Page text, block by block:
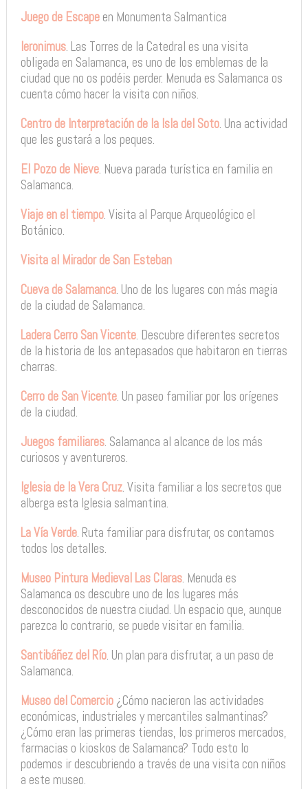
Juego de Escapeen Monumenta Salmantica
Ieronimus. Las Torres de la Catedral es una visita
obligada en Salamanca, es uno de los emblemas de la
ciudad que no os podéis perder. Menuda es Salamanca os
cuenta cómo hacer la visita con niños.
Centro de Interpretación de la Isla del Soto. Una actividad
que les gustará a los peques.
El Pozo de Nieve. Nueva parada turística en familia en
Salamanca.
Viaje en el tiempo. Visita al Parque Arqueológico el
Botánico.
Visita al Mirador de San Esteban
Cueva de Salamanca. Uno de los lugares con más magia
de la ciudad de Salamanca.
Ladera Cerro San Vicente. Descubre diferentes secretos
de la historia de los antepasados que habitaron en tierras
charras.
Cerro de San Vicente. Un paseo familiar por los orígenes
de la ciudad.
Juegos familiares. Salamanca al alcance de los más
curiosos y aventureros.
Iglesia de la Vera Cruz. Visita familiar a los secretos que
alberga esta Iglesia salmantina.
La Vía Verde. Ruta familiar para disfrutar, os contamos
todos los detalles.
Museo Pintura Medieval Las Claras. Menuda es
Salamanca os descubre uno de los lugares más
desconocidos de nuestra ciudad. Un espacio que, aunque
parezca lo contrario, se puede visitar en familia.
Santibáñez del Río. Un plan para disfrutar, a un paso de
Salamanca.
Museo del Comercio¿Cómo nacieron las actividades
económicas, industriales y mercantiles salmantinas?
¿Cómo eran las primeras tiendas, los primeros mercados,
farmacias o kioskos de Salamanca? Todo esto lo
podemos ir descubriendo a través de una visita con niños
a este museo.